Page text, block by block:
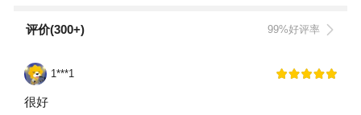
评价(300+) 99%好评率
1***1
很好